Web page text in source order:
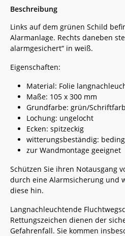
Beschreibung
Links auf dem grünen Schild
Alarmanlage. Rechts daneben
alarmgesichert“ in weiß.
Eigenschaften:
Material: Folie
Maße: 105 x 300 mm
Grundfarbe: grün/
Lochung: ungelocht
Ecken: spitzeckig
witterungsbeständig:
zur Wandmontage geeignet
Schützen Sie ihren Notausgang
durch eine Alarmsicherung und
diese hin.
Langnachleuchtende
Rettungszeichen dienen der
Gefahrenfall. Sie kommen